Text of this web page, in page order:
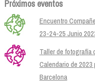
Próximos eventos
Encuentro
23-24-25 Junio
Taller de fotografía
Calendario de
Barcelona